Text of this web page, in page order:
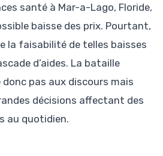
santé à Mar-a-Lago, Floride,
baisse des prix. Pourtant,
la faisabilité de telles baisses
d’aides. La bataille
pas aux discours mais
décisions affectant des
au quotidien.